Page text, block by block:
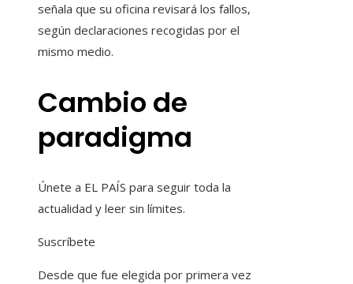
señala que su oficina revisará los fallos,
según declaraciones recogidas por el
mismo medio.
Cambio de
paradigma
Únete a EL PAÍS para seguir toda la
actualidad y leer sin límites.
Suscríbete
Desde que fue elegida por primera vez